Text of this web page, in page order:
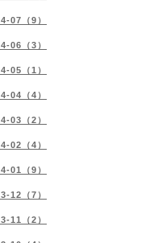
07（9）
06（3）
05（1）
04（4）
03（2）
02（4）
01（9）
12（7）
11（2）